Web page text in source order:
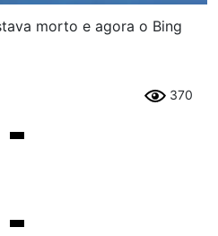
morto e agora o Bing
370